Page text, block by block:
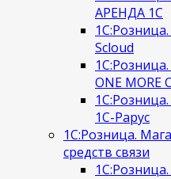
АРЕНДА 1С
Scloud
ONE MORE
1С-Рарус
1С:Розница.
средств связи